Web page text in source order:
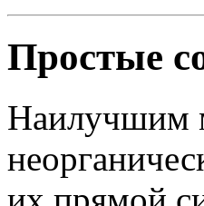
Простые
Наилучшим